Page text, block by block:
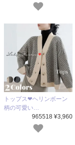
トップス❤ヘリンボーン
柄の可愛い…
965518 ¥3,960